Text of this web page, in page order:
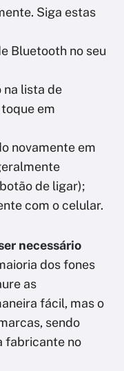
Siga estas
Bluetooth no seu
na lista de
em
novamente em
de ligar);
com o celular.
necessário
dos fones
as
fácil, mas o
sendo
fabricante no